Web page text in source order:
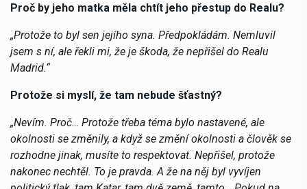
Proč by jeho matka měla chtít jeho přestup do Realu?
„Protože to byl sen jejího syna. Předpokládám. Nemluvil
jsem s ní, ale řekli mi, že je škoda, že nepřišel do Realu
Madrid.“
Protože si myslí, že tam nebude šťastný?
„Nevím. Proč… Protože třeba téma bylo nastavené, ale
okolnosti se změnily, a když se změní okolnosti a člověk se
rozhodne jinak, musíte to respektovat. Nepřišel, protože
nakonec nechtěl. To je pravda. A že na něj byl vyvíjen